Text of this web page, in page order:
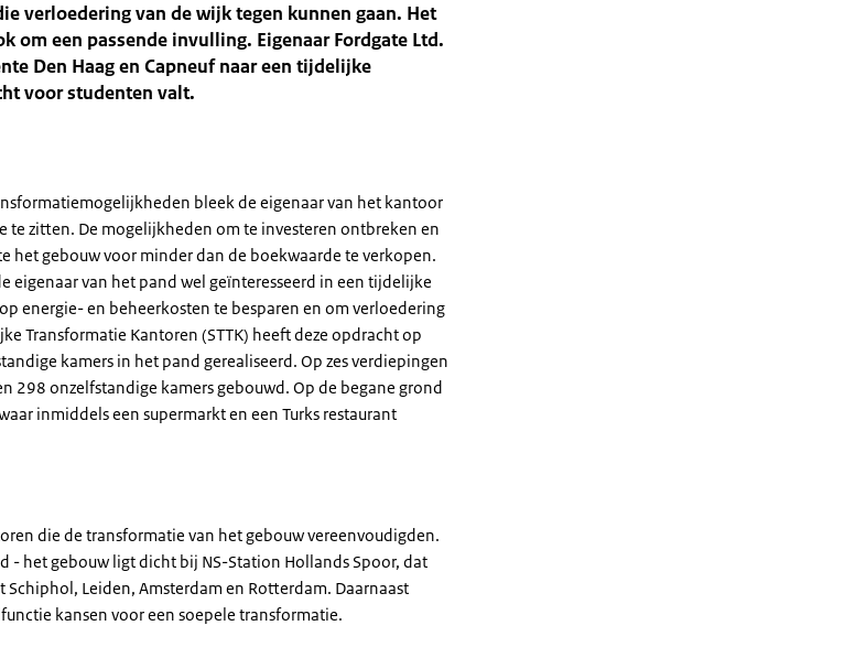
verloedering van de wijk tegen kunnen gaan. Het
om een passende invulling. Eigenaar Fordgate Ltd.
Den Haag en Capneuf naar een tijdelijke
voor studenten valt.
bleek de eigenaar van het kantoor
te zitten. De mogelijkheden om te investeren ontbreken en
het gebouw voor minder dan de boekwaarde te verkopen.
eigenaar van het pand wel geïnteresseerd in een tijdelijke
energie- en beheerkosten te besparen en om verloedering
Transformatie Kantoren (STTK) heeft deze opdracht op
kamers in het pand gerealiseerd. Op zes verdiepingen
298 onzelfstandige kamers gebouwd. Op de begane grond
inmiddels een supermarkt en een Turks restaurant
die de transformatie van het gebouw vereenvoudigden.
- het gebouw ligt dicht bij NS-Station Hollands Spoor, dat
Leiden, Amsterdam en Rotterdam. Daarnaast
kansen voor een soepele transformatie.